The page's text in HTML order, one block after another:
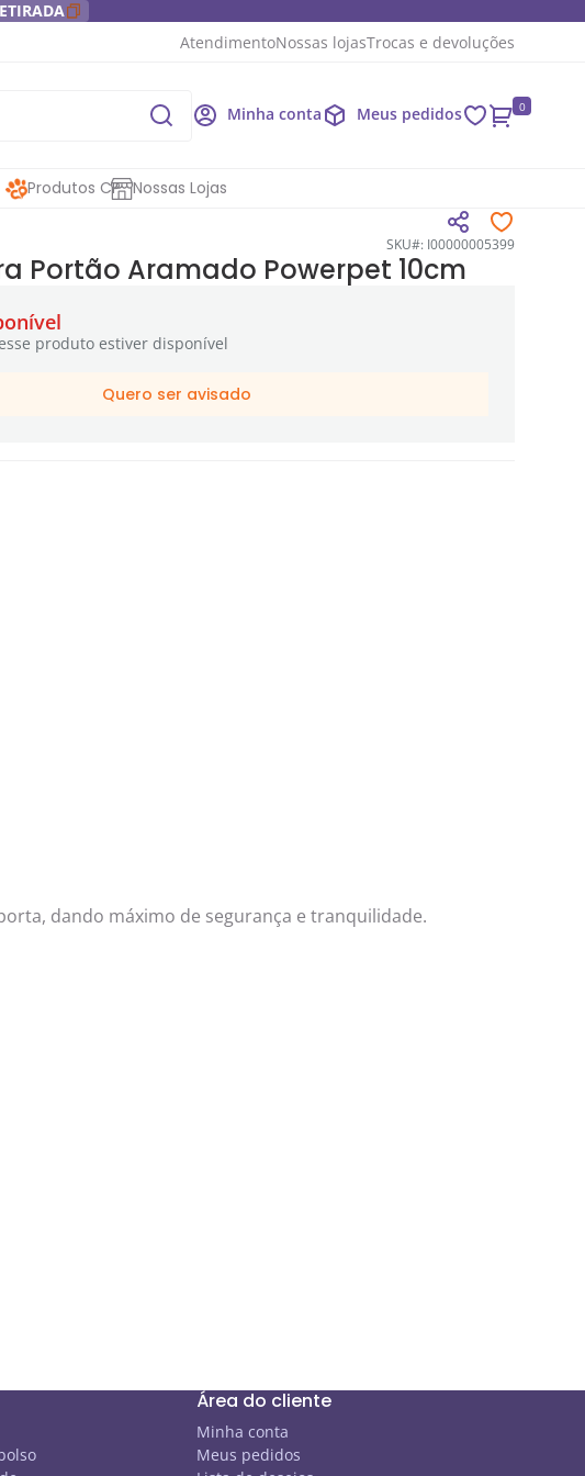
AtendimentoNossas lojasTrocas e devoluções
Minha conta Meus pedidos 0
Produtos CP Nossas Lojas
SKU#: I00000005399
Portão Aramado Powerpet 10cm
produto estiver disponível
Quero ser avisado
dando máximo de segurança e tranquilidade.
Área do cliente
Minha conta
Meus pedidos